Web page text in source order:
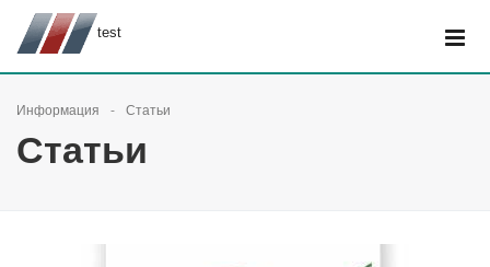
test
Информация Статьи
Статьи